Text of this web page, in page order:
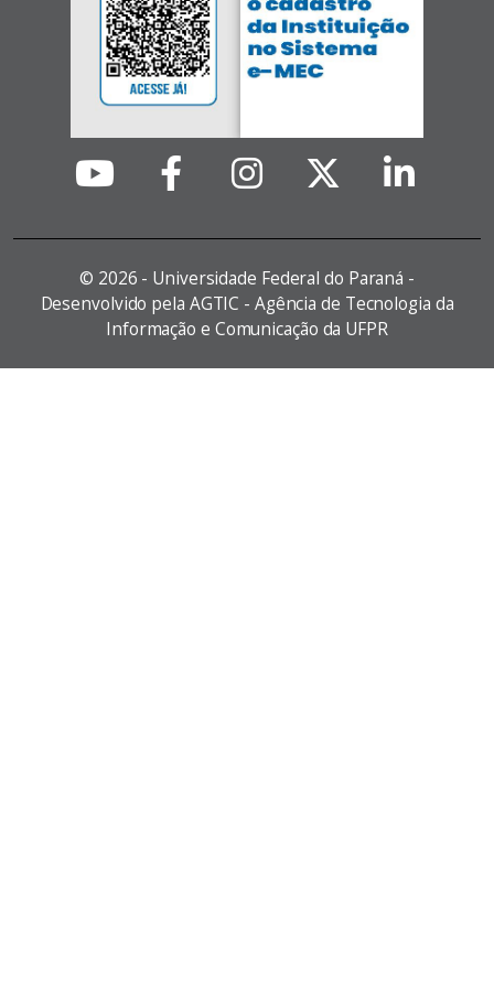
© 2026 - Universidade Federal do Paraná -
Desenvolvido pela AGTIC - Agência de Tecnologia da
Informação e Comunicação da UFPR